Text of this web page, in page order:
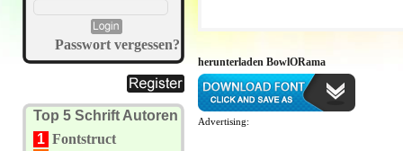
Passwort vergessen?
Top 5 Schrift Autoren
1 Fontstruct
herunterladen BowlORama
Advertising: